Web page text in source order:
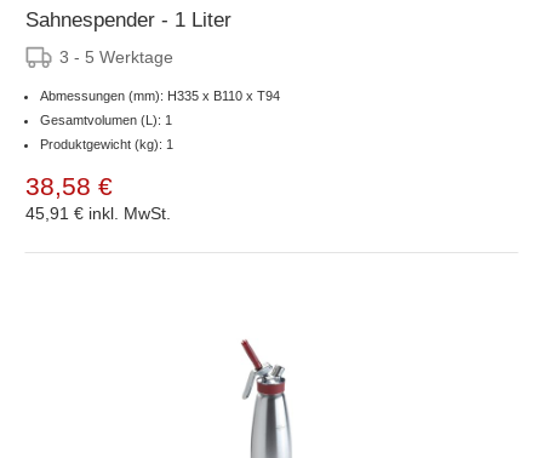
Sahnespender - 1 Liter
3 - 5 Werktage
Abmessungen (mm): H335 x B110 x T94
Gesamtvolumen (L): 1
Produktgewicht (kg): 1
38,58 €
45,91 € inkl. MwSt.